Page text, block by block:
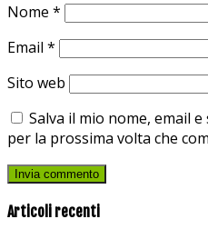
Nome *
Email *
Sito web
Salva il mio nome, email
per la prossima volta che
Articoli recenti